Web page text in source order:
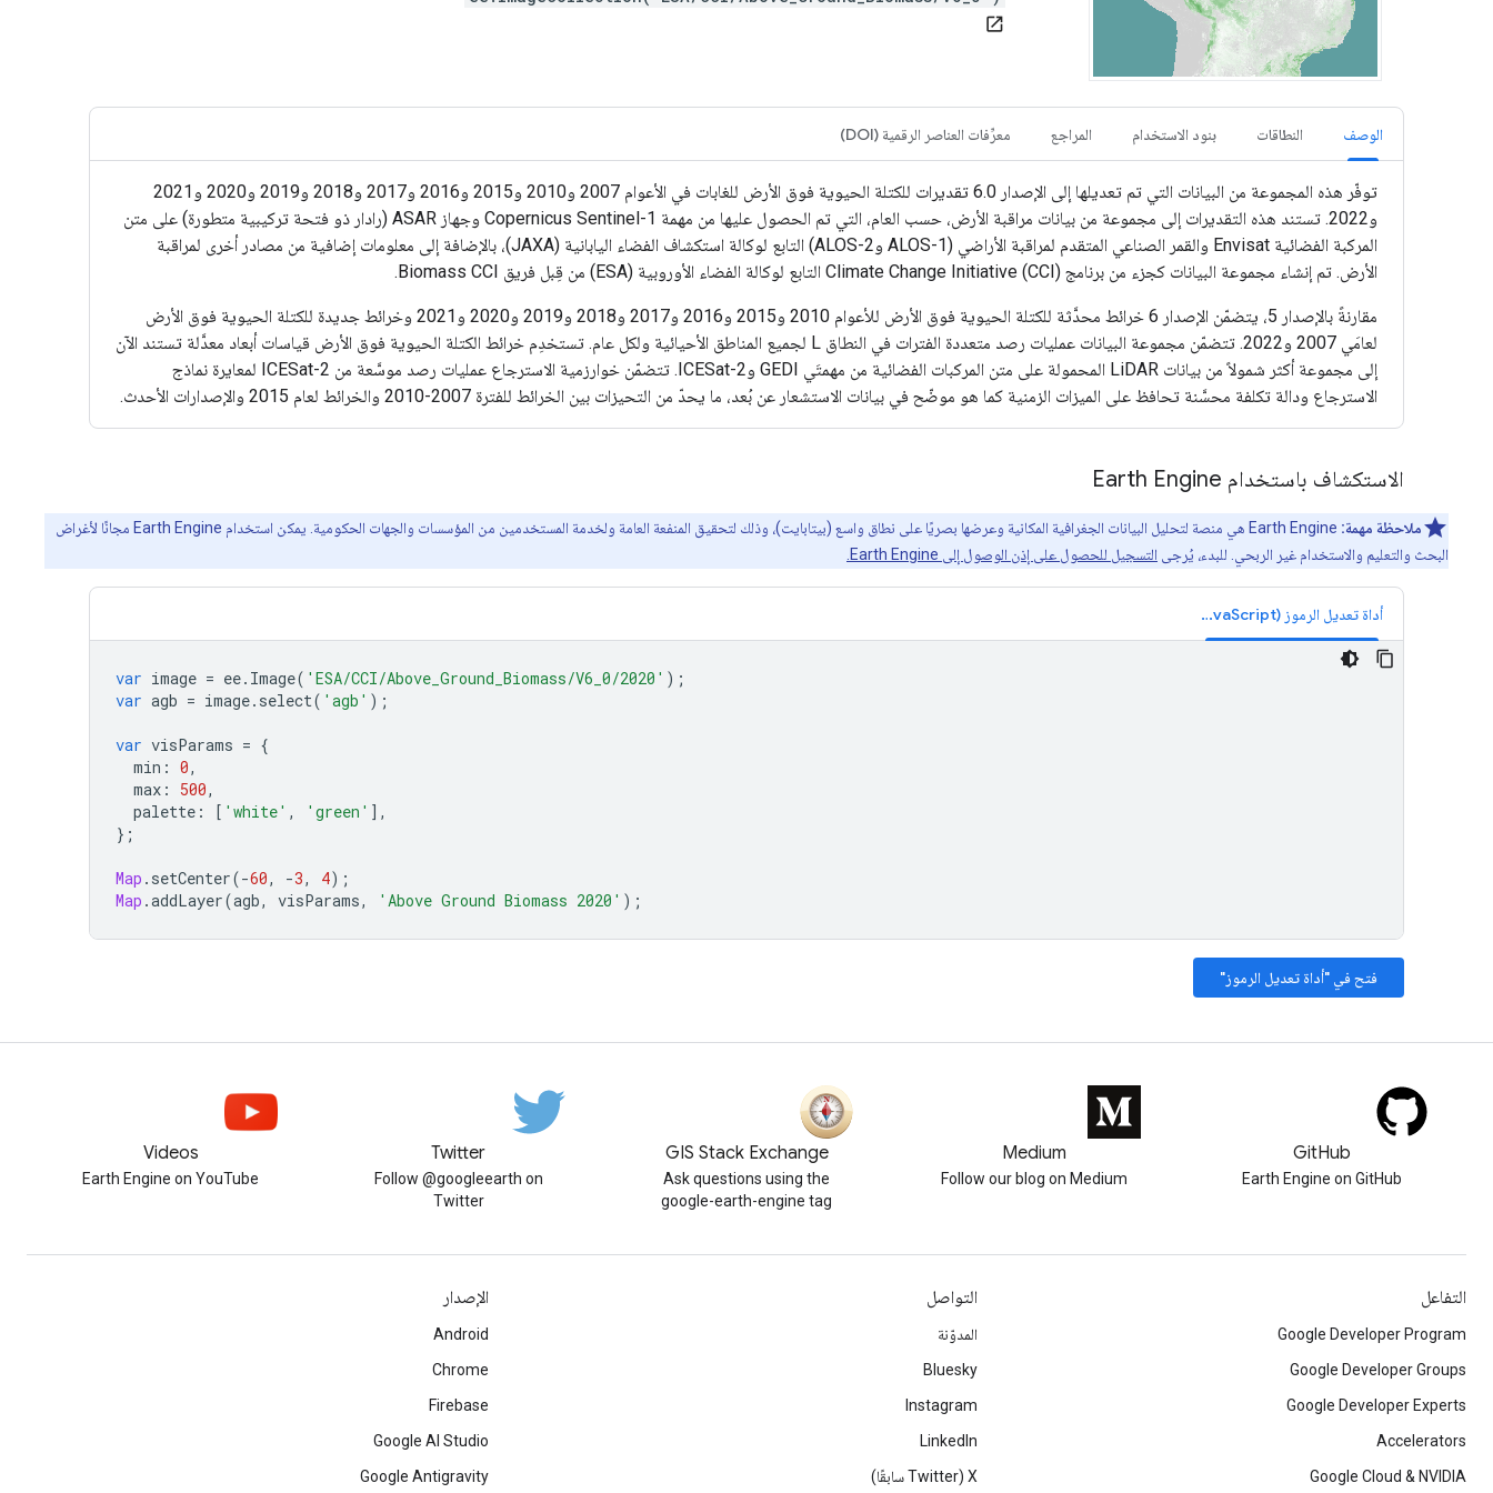
open_in_new
الوصف النطاقات بنود الاستخدام المراجع معرِّفات العناصر الرقمية (DOI)
توفّر هذه المجموعة من البيانات التي تم تعديلها إلى الإصدار 6.0 تقديرات للكتلة الحيوية فوق الأرض للغابات في الأعوام 2007 و2010 و2015 و2016 و2017 و2018 و2019 و2020 و2021
و2022. تستند هذه التقديرات إلى مجموعة من بيانات مراقبة الأرض، حسب العام، التي تم الحصول عليها من مهمة Copernicus Sentinel-1 وجهاز ASAR (رادار ذو فتحة تركيبية متطورة) على متن
المركبة الفضائية Envisat والقمر الصناعي المتقدم لمراقبة الأراضي (ALOS-1 وALOS-2) التابع لوكالة استكشاف الفضاء اليابانية (JAXA)، بالإضافة إلى معلومات إضافية من مصادر أخرى لمراقبة
الأرض. تم إنشاء مجموعة البيانات كجزء من برنامج Climate Change Initiative (CCI) التابع لوكالة الفضاء الأوروبية (ESA) من قِبل فريق Biomass CCI.
مقارنةً بالإصدار 5، يتضمّن الإصدار 6 خرائط محدَّثة للكتلة الحيوية فوق الأرض للأعوام 2010 و2015 و2016 و2017 و2018 و2019 و2020 و2021 وخرائط جديدة للكتلة الحيوية فوق الأرض
لعامَي 2007 و2022. تتضمّن مجموعة البيانات عمليات رصد متعددة الفترات في النطاق L لجميع المناطق الأحيائية ولكل عام. تستخدِم خرائط الكتلة الحيوية فوق الأرض قياسات أبعاد معدَّلة تستند الآن
إلى مجموعة أكثر شمولاً من بيانات LiDAR المحمولة على متن المركبات الفضائية من مهمتَي GEDI وICESat-2. تتضمّن خوارزمية الاسترجاع عمليات رصد موسَّعة من ICESat-2 لمعايرة نماذج
الاسترجاع ودالة تكلفة محسَّنة تحافظ على الميزات الزمنية كما هو موضّح في بيانات الاستشعار عن بُعد، ما يحدّ من التحيزات بين الخرائط للفترة 2007-2010 والخرائط لعام 2015 والإصدارات الأحدث.
الاستكشاف باستخدام Earth Engine
ملاحظة مهمة:
‫Earth Engine هي منصة لتحليل البيانات الجغرافية المكانية وعرضها بصريًا على نطاق واسع (بيتابايت)، وذلك لتحقيق المنفعة العامة ولخدمة المستخدمين من المؤسسات والجهات الحكومية. يمكن استخدام Earth Engine مجانًا لأغراض
البحث والتعليم والاستخدام غير الربحي. للبدء، يُرجى التسجيل للحصول على إذن الوصول إلى Earth Engine.
أداة تعديل الرموز (JavaScript)
var image = ee. Image( 'ESA/CCI/Above_Ground_Biomass/V6_0/2020' );
var agb = image. select( 'agb' );
var visParams = {
min : 0,
max : 500,
palette : [ 'white' , 'green' ],
};
Map . setCenter(-60, -3, 4);
Map .addLayer(agb, visParams, 'Above Ground Biomass 2020' );
فتح في "أداة تعديل الرموز"
GitHub
Earth Engine on GitHub
Medium
Follow our blog on Medium
GIS Stack Exchange
Ask questions using the
google-earth-engine tag
Twitter
Follow @googleearth on
Twitter
Videos
Earth Engine on YouTube
التفاعل
Google Developer Program
Google Developer Groups
Google Developer Experts
Accelerators
Google Cloud & NVIDIA
التواصل
المدوّنة
Bluesky
Instagram
LinkedIn
‫X ‏(Twitter سابقًا)
الإصدار
Android
Chrome
Firebase
Google AI Studio
Google Antigravity